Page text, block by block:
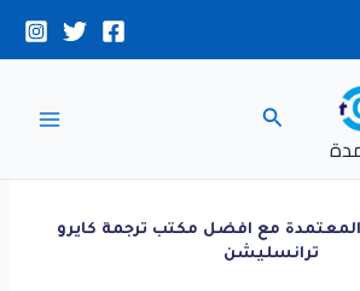
البحث
المعتمدة مع افضل مكتب ترجمة كايرو
ترانسليشن